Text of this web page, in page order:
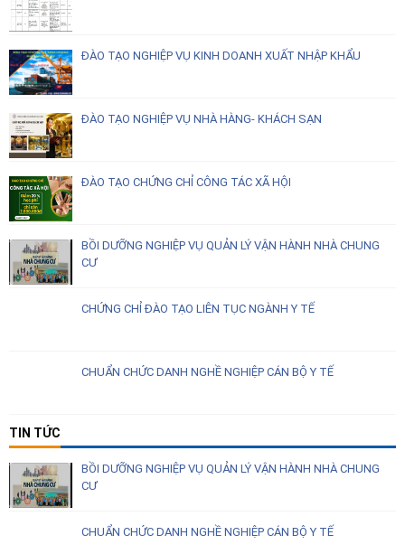
ĐÀO TẠO NGHIỆP VỤ KINH DOANH XUẤT NHẬP KHẨU
ĐÀO TẠO NGHIỆP VỤ NHÀ HÀNG- KHÁCH SẠN
ĐÀO TẠO CHỨNG CHỈ CÔNG TÁC XÃ HỘI
BỒI DƯỠNG NGHIỆP VỤ QUẢN LÝ VẬN HÀNH NHÀ CHUNG
CƯ
CHỨNG CHỈ ĐÀO TẠO LIÊN TỤC NGÀNH Y TẾ
CHUẨN CHỨC DANH NGHỀ NGHIỆP CÁN BỘ Y TẾ
TIN TỨC
BỒI DƯỠNG NGHIỆP VỤ QUẢN LÝ VẬN HÀNH NHÀ CHUNG
CƯ
CHUẨN CHỨC DANH NGHỀ NGHIỆP CÁN BỘ Y TẾ